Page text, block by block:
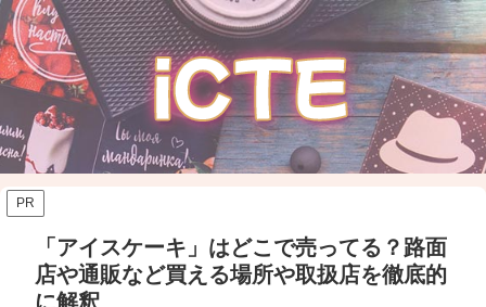
PR
「アイスケーキ」はどこで売ってる？路面
店や通販など買える場所や取扱店を徹底的
に解釈